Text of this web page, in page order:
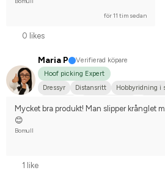
för 11 tim sedan
0 likes
Maria P
Verifierad köpare
Hoof picking Expert
Dressyr
Distansritt Hobbyridning i
Mycket bra produkt! Man slipper krånglet
😊
Bomull
1 like